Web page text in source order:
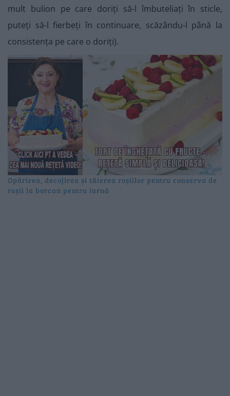
mult bulion pe care doriți să-l îmbuteliați în sticle,
puteți să-l fierbeți în continuare, scăzându-l până la
consistența pe care o doriți).
Opărirea, decojirea și tăierea roșiilor pentru conserva de
roșii la borcan pentru iarnă